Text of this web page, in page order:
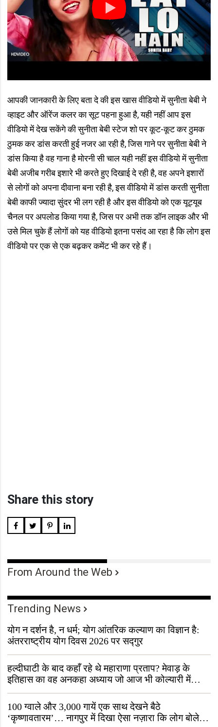
आपकी जानकारी के लिए बता दे की इस खास वीडियो में सुनीता बेबी ने
व्हाइट और ऑरेंज कलर का सूट पहना हुआ है, यही नहीं आप इस
वीडियो में देख सकेंगे की सुनीता बेबी स्टेज शो पर कूट-कूट कर ठुमक
ठुमक कर डांस करती हुई नजर आ रही है, जिस गाने पर सुनीता बेबी ने
डांस किया है वह गाना है मोरनी सी चाल यही नहीं इस वीडियो में सुनीता
बेबी अजीब गरीब इशारे भी करते हुए दिखाई दे रही है, वह अपने इशारों
से लोगों को अपना दीवाना बना रही है, इस वीडियो में डांस करती सुनीता
बेबी काफी ज्यादा सुंदर भी लग रही है और इस वीडियो को एक यूट्यूब
चैनल पर अपलोड किया गया है, जिस पर अभी तक डॉन लाइक और भी
उसे मिल चुके हैं लोगों को यह वीडियो इतना पसंद आ रहा है कि लोग इस
वीडियो पर एक से एक बढ़कर कमेंट भी कर रहे हैं।
Share this story
From Around the Web
Trending News
योग न दर्शन है, न धर्म; योग आंतरिक कल्याण का विज्ञान है:
अंतरराष्ट्रीय योग दिवस 2026 पर सद्गुर
हल्दीघाटी के बाद कहाँ रहे थे महाराणा प्रताप? मेवाड़ के
इतिहास का वह अनकहा अध्याय जो आज भी कोल्यारी में
जीवित है
100 ग्वाले और 3,000 गायें एक साथ देखने बैठे
‘कृष्णावतारम’… नागपुर में दिखा ऐसा नज़ारा कि लोग बोले,